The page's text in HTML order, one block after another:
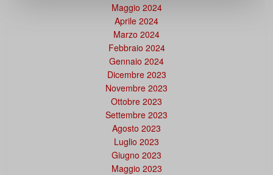
Maggio 2024
Aprile 2024
Marzo 2024
Febbraio 2024
Gennaio 2024
Dicembre 2023
Novembre 2023
Ottobre 2023
Settembre 2023
Agosto 2023
Luglio 2023
Giugno 2023
Maggio 2023